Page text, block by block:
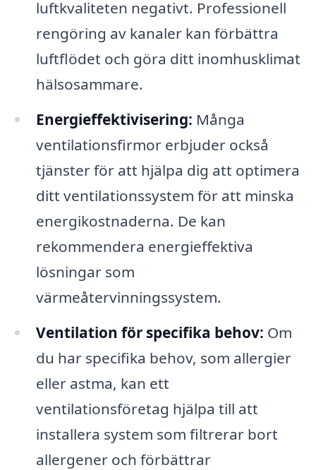
luftkvaliteten negativt. Professionell
rengöring av kanaler kan förbättra
luftflödet och göra ditt inomhusklimat
hälsosammare.
Energieffektivisering: Många
ventilationsfirmor erbjuder också
tjänster för att hjälpa dig att optimera
ditt ventilationssystem för att minska
energikostnaderna. De kan
rekommendera energieffektiva
lösningar som
värmeåtervinningssystem.
Ventilation för specifika behov: Om
du har specifika behov, som allergier
eller astma, kan ett
ventilationsföretag hjälpa till att
installera system som filtrerar bort
allergener och förbättrar